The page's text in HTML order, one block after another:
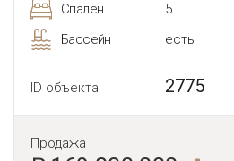
Спален
5
Бассейн
есть
ID объекта 2775
Продажа